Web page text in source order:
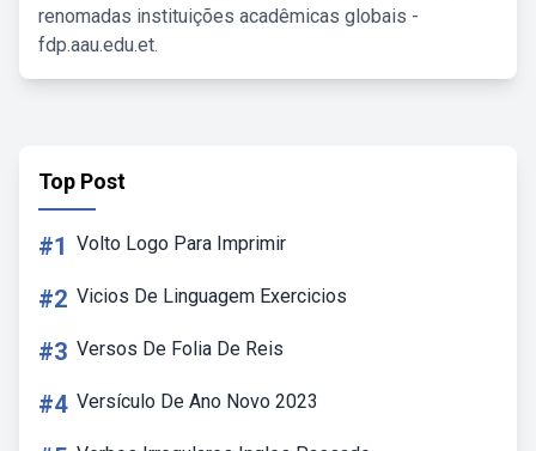
renomadas instituições acadêmicas globais -
fdp.aau.edu.et.
Top Post
#1 Volto Logo Para Imprimir
#2 Vicios De Linguagem Exercicios
#3 Versos De Folia De Reis
#4 Versículo De Ano Novo 2023